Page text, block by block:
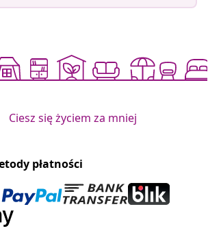
Ciesz się życiem za mniej
płatności